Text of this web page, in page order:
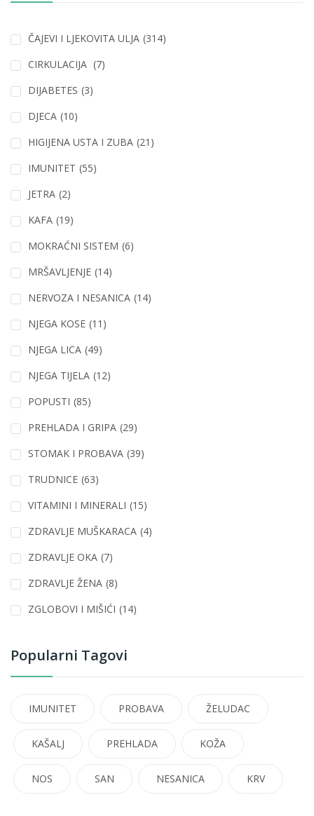
ČAJEVI I LJEKOVITA ULJA (314)
CIRKULACIJA (7)
DIJABETES (3)
DJECA (10)
HIGIJENA USTA I ZUBA (21)
IMUNITET (55)
JETRA (2)
KAFA (19)
MOKRAĆNI SISTEM (6)
MRŠAVLJENJE (14)
NERVOZA I NESANICA (14)
NJEGA KOSE (11)
NJEGA LICA (49)
NJEGA TIJELA (12)
POPUSTI (85)
PREHLADA I GRIPA (29)
STOMAK I PROBAVA (39)
TRUDNICE (63)
VITAMINI I MINERALI (15)
ZDRAVLJE MUŠKARACA (4)
ZDRAVLJE OKA (7)
ZDRAVLJE ŽENA (8)
ZGLOBOVI I MIŠIĆI (14)
Popularni Tagovi
IMUNITET PROBAVA ŽELUDAC
KAŠALJ PREHLADA KOŽA
NOS SAN NESANICA KRV